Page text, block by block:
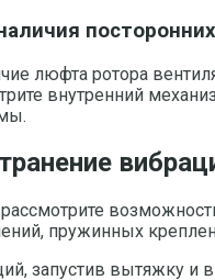
люфта ротора
внутренний
пружинных
запустив вытяжку